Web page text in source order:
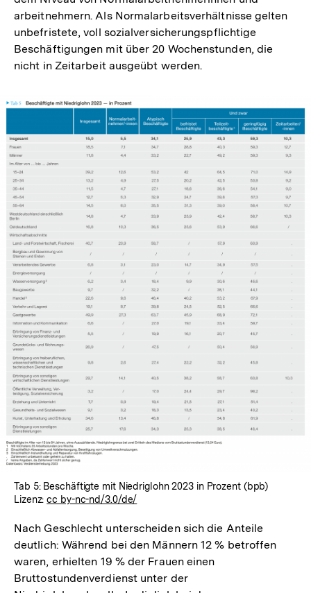
arbeitnehmern. Als Normalarbeitsverhältnisse gelten
unbefristete, voll sozialversicherungspflichtige
Beschäftigungen mit über 20 Wochenstunden, die
nicht in Zeitarbeit ausgeübt werden.
Tab 5: Beschäftigte mit Niedriglohn 2023 in Prozent (bpb)
Lizenz:cc by-nc-nd/3.0/de/
Nach Geschlecht unterscheiden sich die Anteile
deutlich: Während bei den Männern 12 % betroffen
waren, erhielten 19 % der Frauen einen
Bruttostundenverdienst unter der